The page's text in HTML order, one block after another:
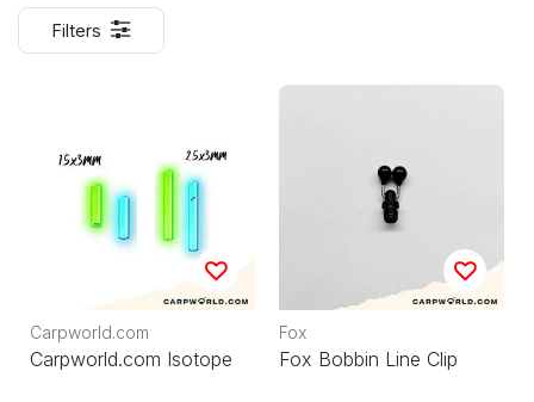
Filters
Carpworld.com
Carpworld.com Isotope
Fox
Fox Bobbin Line Clip